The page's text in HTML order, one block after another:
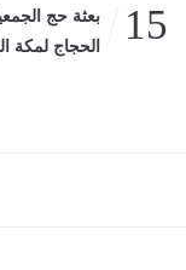
15
بعثة حج
الحجاج لمكة